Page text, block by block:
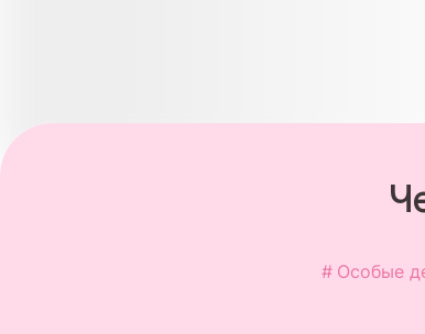
Особые